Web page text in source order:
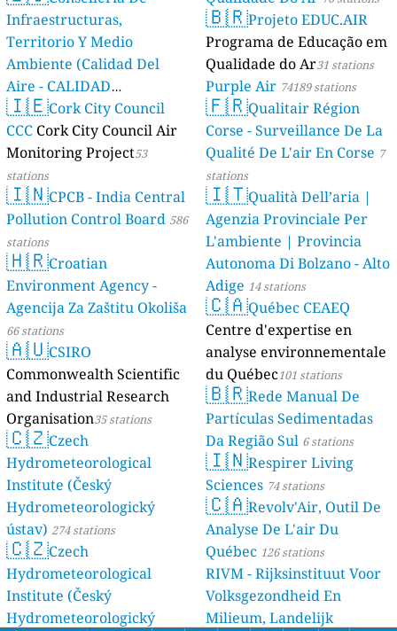
Infraestructuras,
Territorio Y Medio
Ambiente (Calidad Del
Aire - CALIDAD
AMBIENTAL) 23 stations
🇮🇪Cork City Council
CCC Cork City Council Air
Monitoring Project53
stations
🇮🇳CPCB - India Central
Pollution Control Board 586
stations
🇭🇷Croatian
Environment Agency -
Agencija Za Zaštitu Okoliša
66 stations
🇦🇺CSIRO
Commonwealth Scientific
and Industrial Research
Organisation35 stations
🇨🇿Czech
Hydrometeorological
Institute (Český
Hydrometeorologický
ústav) 274 stations
🇨🇿Czech
Hydrometeorological
Institute (Český
Hydrometeorologický
🇧🇷Projeto EDUC.AIR
Programa de Educação em
Qualidade do Ar31 stations
Purple Air 74189 stations
🇫🇷Qualitair Région
Corse - Surveillance De La
Qualité De L'air En Corse 7
stations
🇮🇹Qualità Dell’aria |
Agenzia Provinciale Per
L'ambiente | Provincia
Autonoma Di Bolzano - Alto
Adige 14 stations
🇨🇦Québec CEAEQ
Centre d'expertise en
analyse environnementale
du Québec101 stations
🇧🇷Rede Manual De
Partículas Sedimentadas
Da Região Sul 6 stations
🇮🇳Respirer Living
Sciences 74 stations
🇨🇦Revolv'Air, Outil De
Analyse De L'air Du
Québec 126 stations
RIVM - Rijksinstituut Voor
Volksgezondheid En
Milieum, Landelijk